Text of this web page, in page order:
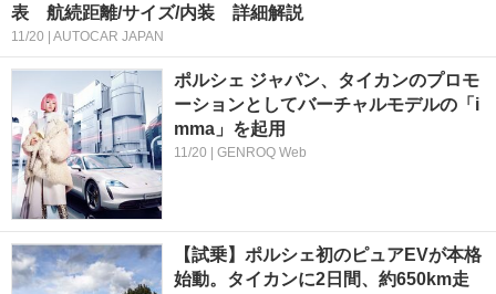
表 航続距離/サイズ/内装 詳細解説
11/20 | AUTOCAR JAPAN
ポルシェ ジャパン、タイカンのプロモ
ーションとしてバーチャルモデルの「i
mma」を起用
11/20 | GENROQ Web
【試乗】ポルシェ初のピュアEVが本格
始動。タイカンに2日間、約650km走